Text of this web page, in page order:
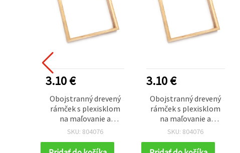
3.10 €
Obojstranný drevený
rámček s plexisklom
na maľovanie a
kreatívne tvorenie, 20
SKU: 804076
3.10 €
Obojstranný drevený
rámček s plexisklom
na maľovanie a
kreatívne tvorenie, 20
SKU: 804076